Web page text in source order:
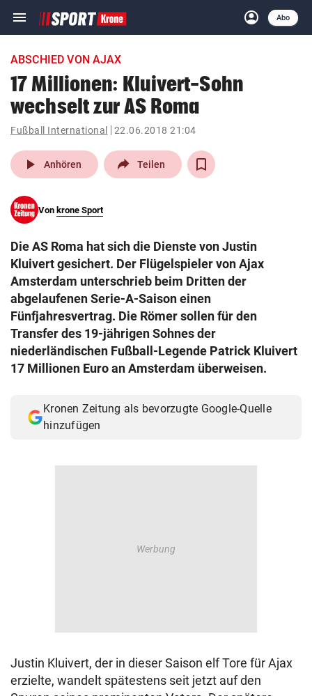
menu Navigation
ein-/ausklappen
account_circle
Anmelden
Abo
close Schließen
account_circle Anmelden
pin_drop
Wien arrow_right
search
eingeben
© Krone Multimedia GmbH & Co KG 2026
Muthgasse 2, 1190 Wien
ABSCHIED VON AJAX
17 Millionen: Kluivert-Sohn
wechselt zur AS Roma
Fußball International 22.06.2018 21:04
play_arrow Anhören Teilen
Von krone Sport
Die AS Roma hat sich die Dienste von Justin
Kluivert gesichert. Der Flügelspieler von Ajax
Amsterdam unterschrieb beim Dritten der
abgelaufenen Serie-A-Saison einen
Fünfjahresvertrag. Die Römer sollen für den
Transfer des 19-jährigen Sohnes der
niederländischen Fußball-Legende Patrick Kluivert
17 Millionen Euro an Amsterdam überweisen.
Kronen Zeitung als bevorzugte Google-Quelle
hinzufügen
Justin Kluivert, der in dieser Saison elf Tore für Ajax
erzielte, wandelt spätestens seit jetzt auf den